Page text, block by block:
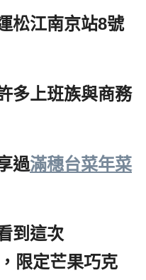
松江南京站8號
多上班族與商務
過滿穗台菜年菜
到這次
，限定芒果巧克